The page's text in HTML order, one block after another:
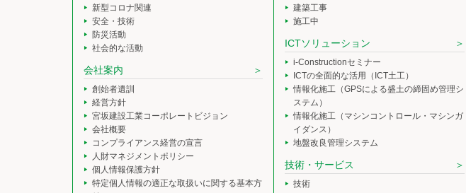
新型コロナ関連
安全・技術
防災活動
社会的な活動
会社案内
創始者遺訓
経営方針
宮坂建設工業コーポレートビジョン
会社概要
コンプライアンス経営の宣言
人財マネジメントポリシー
個人情報保護方針
特定個人情報の適正な取扱いに関する基本方
建築工事
施工中
ICTソリューション
i-Constructionセミナー
ICTの全面的な活用（ICT土工）
情報化施工（GPSによる盛土の締固め管理シ
ステム）
情報化施工（マシンコントロール・マシンガ
イダンス）
地盤改良管理システム
技術・サービス
技術